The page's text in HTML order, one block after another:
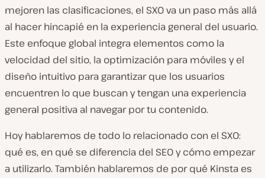
mejoren las clasificaciones, el SXO va un paso más allá
al hacer hincapié en la experiencia general del usuario.
Este enfoque global integra elementos como la
velocidad del sitio, la optimización para móviles y el
diseño intuitivo para garantizar que los usuarios
encuentren lo que buscan y tengan una experiencia
general positiva al navegar por tu contenido.
Hoy hablaremos de todo lo relacionado con el SXO:
qué es, en qué se diferencia del SEO y cómo empezar
a utilizarlo. También hablaremos de por qué Kinsta es